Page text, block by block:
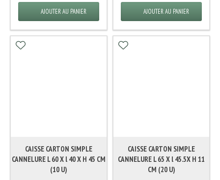
AJOUTER AU PANIER AJOUTER AU PANIER
CAISSE CARTON SIMPLE
CANNELURE L 60 X l 40 X H 45 CM
(10 U)
CAISSE CARTON SIMPLE
CANNELURE L 65 X l 45.5X H 11
CM (20 U)